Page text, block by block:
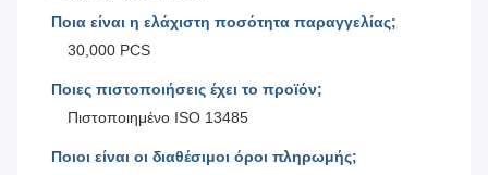
Ποια είναι η ελάχιστη ποσότητα παραγγελίας;
30,000 PCS
Ποιες πιστοποιήσεις έχει το προϊόν;
Πιστοποιημένο ISO 13485
Ποιοι είναι οι διαθέσιμοι όροι πληρωμής;